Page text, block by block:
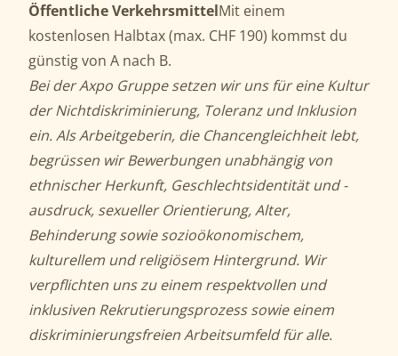
ÖffentlicheVerkehrsmittelMit einem
kostenlosen Halbtax (max. CHF 190) kommst du
günstig von A nach B.
Bei der Axpo Gruppe setzen wir uns für eine Kultur
der Nichtdiskriminierung, Toleranz und Inklusion
ein. Als Arbeitgeberin, die Chancengleichheit lebt,
begrüssen wir Bewerbungen unabhängig von
ethnischer Herkunft, Geschlechtsidentität und -
ausdruck, sexueller Orientierung, Alter,
Behinderung sowie sozioökonomischem,
kulturellem und religiösem Hintergrund. Wir
verpflichten uns zu einem respektvollen und
inklusiven Rekrutierungsprozess sowie einem
diskriminierungsfreien Arbeitsumfeld für alle.